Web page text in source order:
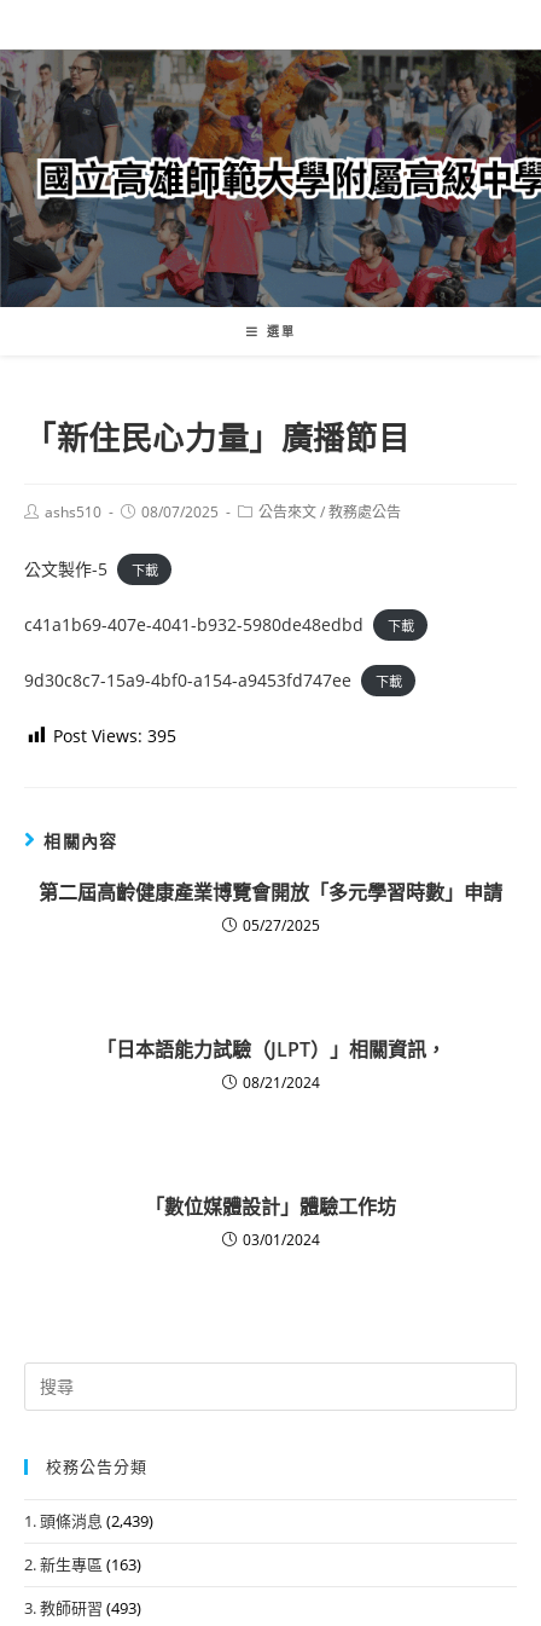
轉
至
主
內
容
選單
「新住民心力量」廣播節目
Postashs510
Post08/07/2025
Post公告來文/教務處公告
公文製作-5 下載
c41a1b69-407e-4041-b932-5980de48edbd 下載
9d30c8c7-15a9-4bf0-a154-a9453fd747ee 下載
Post Views: 395
相關內容
第二屆高齡健康產業博覽會開放「多元學習時數」申請
05/27/2025
「日本語能力試驗（JLPT）」相關資訊，
08/21/2024
「數位媒體設計」體驗工作坊
03/01/2024
Search
for:
校務公告分類
1. 頭條消息 (2,439)
2. 新生專區 (163)
3. 教師研習 (493)